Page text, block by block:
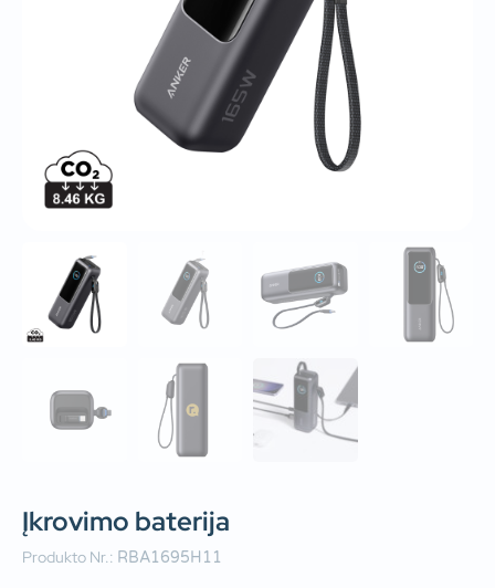
Įkrovimo baterija
Produkto Nr.: RBA1695H11